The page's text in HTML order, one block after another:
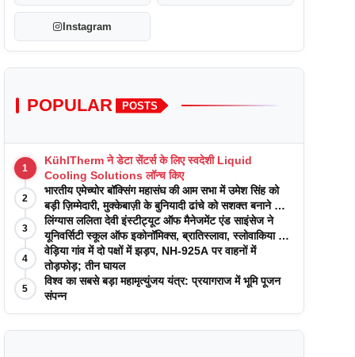
Instagram
POPULAR POSTS
1
KühlTherm ने डेटा सेंटर्स के लिए स्वदेशी Liquid
Cooling Solutions लॉन्च किए
2
भारतीय एमेच्योर बॉक्सिंग महासंघ की आम सभा में उमेश सिंह को
बड़ी ज़िम्मेदारी, मुक्केबाज़ी के बुनियादी ढांचे को सशक्त बनाने का
वादा
3
लिंग्यास ललिता देवी इंस्टीट्यूट ऑफ मैनेजमेंट एंड साइंसेज ने
यूनिवर्सिटी स्कूल ऑफ इकोनॉमिक्स, ब्रातिस्लावा, स्लोवाकिया के
साथ अकादमिक पत्रिकाओं में प्रकाशन रणनीतियों पर एक
दिवसीय कार्यशाला का आयोजन किया
4
वेड़िया गांव में दो पक्षों में झड़प, NH-925A पर वाहनों में
तोड़फोड़; तीन घायल
5
विश्व का सबसे बड़ा महामृत्युंजय यंत्र: प्रयागराज में भूमि पूजन
संपन्न